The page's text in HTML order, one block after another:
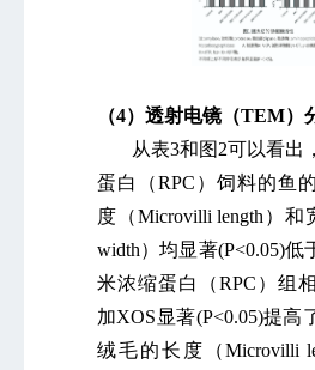
（4）透射电镜（TEM）
从表3和图2可以看出
蛋白（RPC）饲料的鱼
度（Microvilli length）和
width）均显著(P<0.05)低
米浓缩蛋白（RPC）组
加XOS显著(P<0.05)提高
绒毛的长度（Microvilli